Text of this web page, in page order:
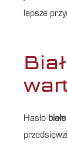
lepsze
Hasło